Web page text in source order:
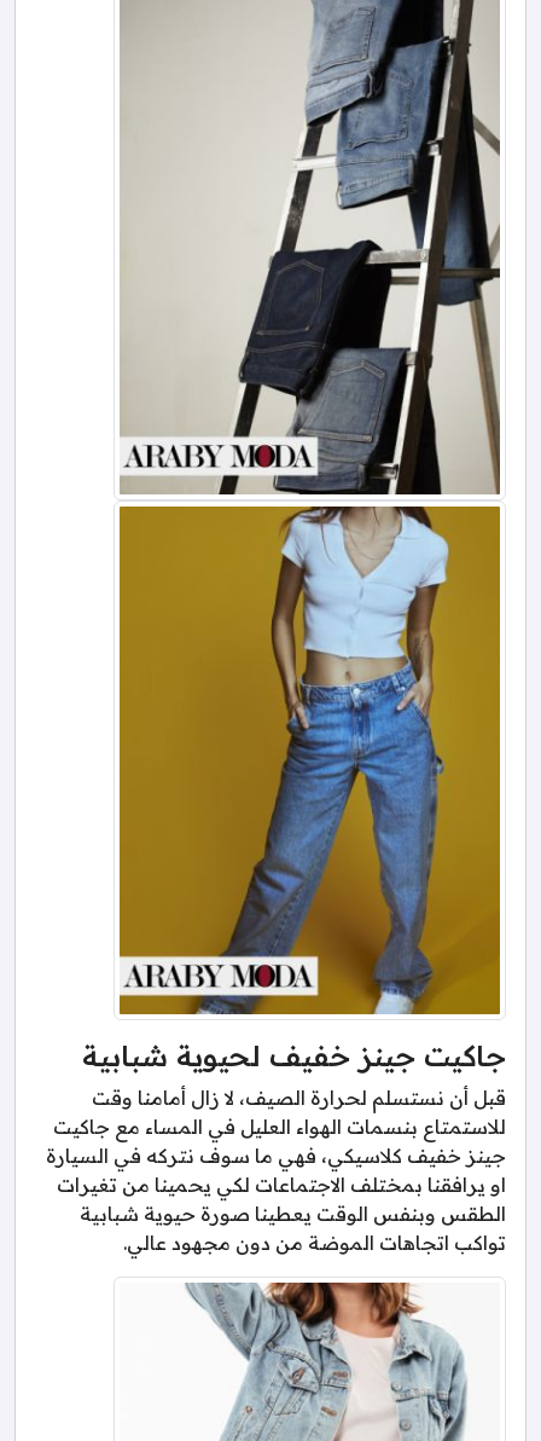
جاكيت جينز خفيف لحيوية شبابية
قبل أن نستسلم لحرارة الصيف، لا زال أمامنا وقت
للاستمتاع بنسمات الهواء العليل في المساء مع جاكيت
جينز خفيف كلاسيكي، فهي ما سوف نتركه في السيارة
او يرافقنا بمختلف الاجتماعات لكي يحمينا من تغيرات
الطقس وبنفس الوقت يعطينا صورة حيوية شبابية
تواكب اتجاهات الموضة من دون مجهود عالي.